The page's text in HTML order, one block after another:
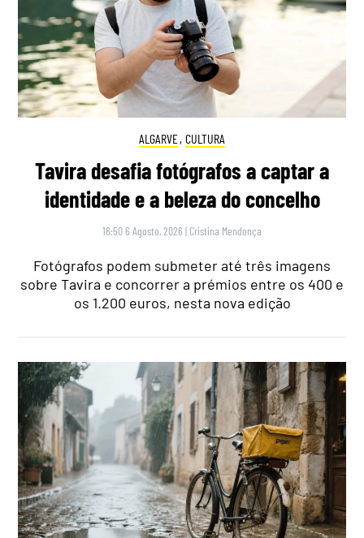
ALGARVE, CULTURA
Tavira desafia fotógrafos a captar a
identidade e a beleza do concelho
16:50 6 Agosto, 2026 | Cristina Mendonça
Fotógrafos podem submeter até três imagens
sobre Tavira e concorrer a prémios entre os 400 e
os 1.200 euros, nesta nova edição